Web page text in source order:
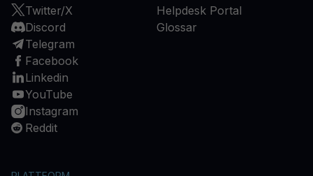
Twitter/X
Discord
Telegram
Facebook
Linkedin
YouTube
Instagram
Reddit
Helpdesk Portal
Glossar